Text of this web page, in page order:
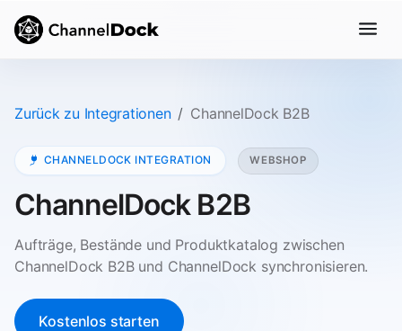
Zurück zu Integrationen ChannelDock B2B
CHANNELDOCK INTEGRATION WEBSHOP
ChannelDock B2B
Aufträge, Bestände und Produktkatalog zwischen
ChannelDock B2B und ChannelDock synchronisieren.
Kostenlos starten